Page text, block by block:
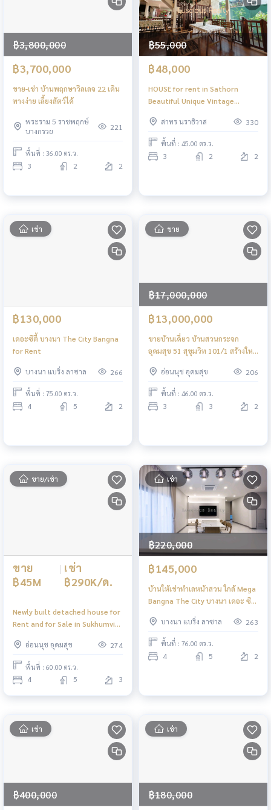
฿3,800,000
฿3,700,000
ขาย-เช่า บ้านพฤกษาวิลเลจ 22 เดิน
ทางง่าย เลี้ยงสัตว์ได้
พระราม 5 ราชพฤกษ์
บางกรวย
221
พื้นที่ : 36.00 ตร.ว.
3 2 2
฿55,000
฿48,000
HOUSE for rent in Sathorn
Beautiful Unique Vintage
สาทร นราธิวาส
330
พื้นที่ : 45.00 ตร.ว.
3 2 2
เช่า
฿130,000
เดอะซิตี้ บางนา The City Bangna
for Rent
บางนา แบริ่ง ลาซาล 266
พื้นที่ : 75.00 ตร.ว.
4 5 2
ขาย
฿17,000,000
฿13,000,000
ขายบ้านเดี่ยว บ้านสวนกระจก
อุดมสุข 51 สุขุมวิท 101/1 สร้างใหม่
ครึ่ง พร้อมชั้นดาดฟ้าดูดาชิคๆ
อ่อนนุช อุดมสุข 206
พื้นที่ : 46.00 ตร.ว.
3 3 2
ขาย/เช่า
ขาย
฿45M
| เช่า
฿290K/ด.
Newly built detached house for
Rent and for Sale in Sukhumvit
และขาย ในซอยสุขุมวิท 71 สวยมาก
กกก 👌
อ่อนนุช อุดมสุข 274
พื้นที่ : 60.00 ตร.ว.
4 5 3
เช่า
฿220,000
฿145,000
บ้านให้เช่าทำเลหน้าสวน ใกล้ Mega
Bangna The City บางนา เดอะ ซิตี้
บางนา แบริ่ง ลาซาล
263
พื้นที่ : 76.00 ตร.ว.
4 5 2
เช่า
฿400,000
เช่า
฿180,000